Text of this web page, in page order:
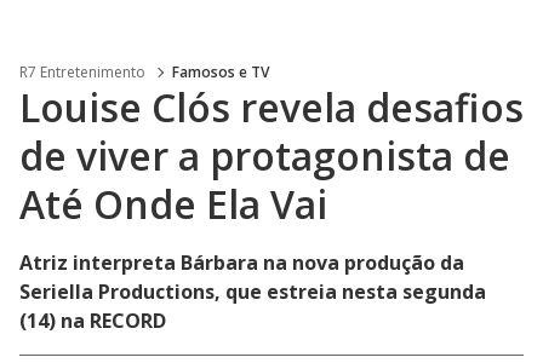
R7 Entretenimento Famosos e TV
Louise Clós revela desafios
de viver a protagonista de
Até Onde Ela Vai
Atriz interpreta Bárbara na nova produção da
Seriella Productions, que estreia nesta segunda
(14) na RECORD